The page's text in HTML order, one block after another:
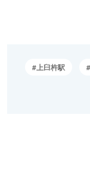
上臼杵駅